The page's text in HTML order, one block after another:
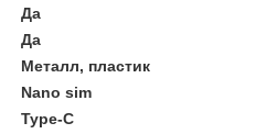
Да
Да
Металл, пластик
Nano sim
Type-C